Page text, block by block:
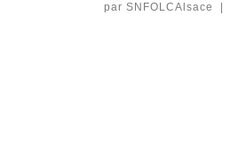
par SNFOLCAlsace